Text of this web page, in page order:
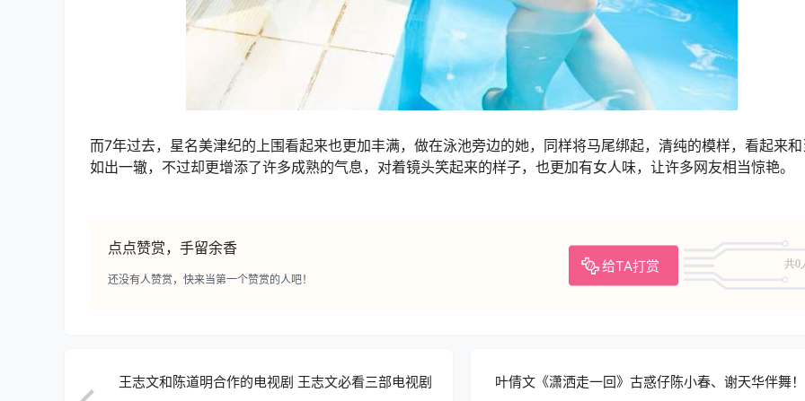
而7年过去，星名美津纪的上围看起来也更加丰满，做在泳池旁边的她，同样将马尾绑起，清纯的模样，看起来
如出一辙，不过却更增添了许多成熟的气息，对着镜头笑起来的样子，也更加有女人味，让许多网友相当惊艳。
点点赞赏，手留余香
给TA打赏 共0
还没有人赞赏，快来当第一个赞赏的人吧！
王志文和陈道明合作的电视剧 王志文必看三部电视剧 叶倩文《潇洒走一回》古惑仔陈小春、谢天华伴舞！